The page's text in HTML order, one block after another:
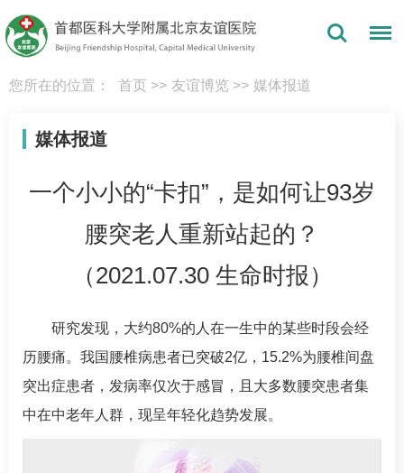
您所在的位置： 首页 >> 友谊博览 >> 媒体报道
媒体报道
一个小小的“卡扣”，是如何让93岁
腰突老人重新站起的？
（2021.07.30 生命时报）
研究发现，大约80%的人在一生中的某些时段会经
历腰痛。我国腰椎病患者已突破2亿，15.2%为腰椎间盘
突出症患者，发病率仅次于感冒，且大多数腰突患者集
中在中老年人群，现呈年轻化趋势发展。